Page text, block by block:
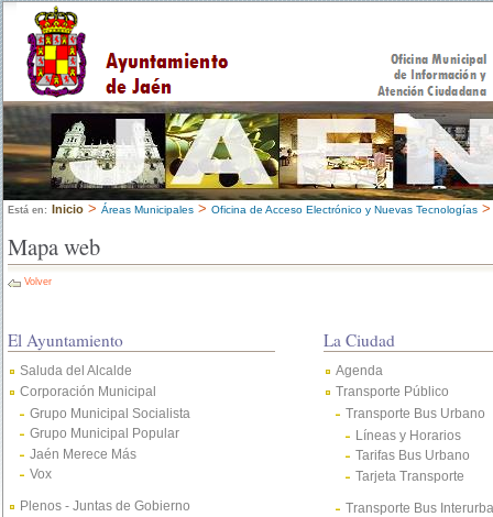
Está en: Inicio > Áreas Municipales > Oficina de Acceso Electrónico y Nuevas Tecnologías
Mapa web
Volver
El Ayuntamiento
Saluda del Alcalde
Corporación Municipal
Grupo Municipal Socialista
Grupo Municipal Popular
Jaén Merece Más
Vox
Plenos - Juntas de Gobierno
La Ciudad
Agenda
Transporte Público
Transporte Bus Urbano
Líneas y Horarios
Tarifas Bus Urbano
Tarjeta Transporte
Transporte Bus